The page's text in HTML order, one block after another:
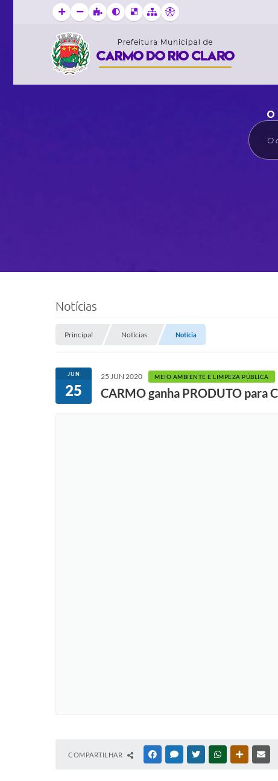
Notícias
Principal Notícias Notícia
JUN
25
25 JUN 2020 MEIO AMBIENTE E LIMPEZA PÚBLICA
CARMO ganha PRODUTO para
COMPARTILHAR FACEBOOKMESSENGER
TWITTERWHATSAPPOUTRAS